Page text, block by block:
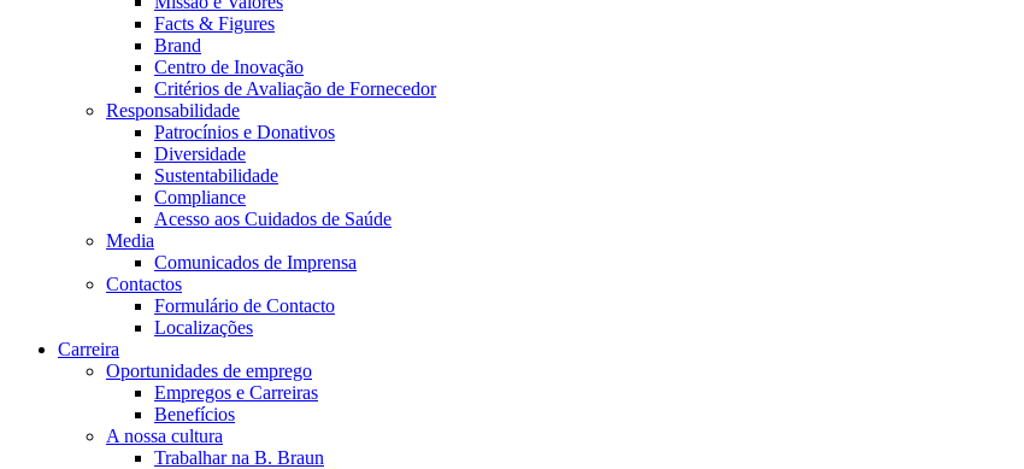
Encontre o produto que procura. Visite o catálogo de produtos da B. Braun com o nosso portfólio completo.
Centro de Inovação
Vamos impulsionar juntos a inovação na tecnologia médica. Saiba mais sobre o nosso centro de inovação e apresente a sua ideia.
Facts & Figures
Brand
Centro de Inovação
Critérios de Avaliação de Fornecedor
Responsabilidade
Patrocínios e Donativos
Diversidade
Sustentabilidade
Compliance
Acesso aos Cuidados de Saúde
Media
Comunicados de Imprensa
Contactos
Formulário de Contacto
Localizações
Carreira
Oportunidades de emprego
Empregos e Carreiras
Benefícios
A nossa cultura
Trabalhar na B. Braun